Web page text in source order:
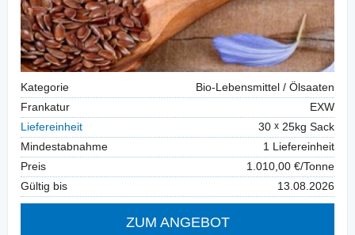
Kategorie
Bio-Lebensmittel / Ölsaaten
Frankatur
EXW
Liefereinheit
30
25kg Sack
Mindestabnahme
1 Liefereinheit
Preis
1.010,00 €/Tonne
Gültig bis
13.08.2026
ZUM ANGEBOT